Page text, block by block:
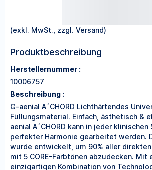
(exkl. MwSt., zzgl. Versand)
Produktbeschreibung
Herstellernummer :
10006757
Beschreibung :
G-aenial A´CHORD Lichthärtendes
Füllungsmaterial. Einfach, ästhetisch &
aenial A´CHORD kann in jeder
perfekter Harmonie gearbeitet werden.
wurde entwickelt, um 90% aller
mit 5 CORE-Farbtönen abzudecken. Mit
einzigartigen Kombination von